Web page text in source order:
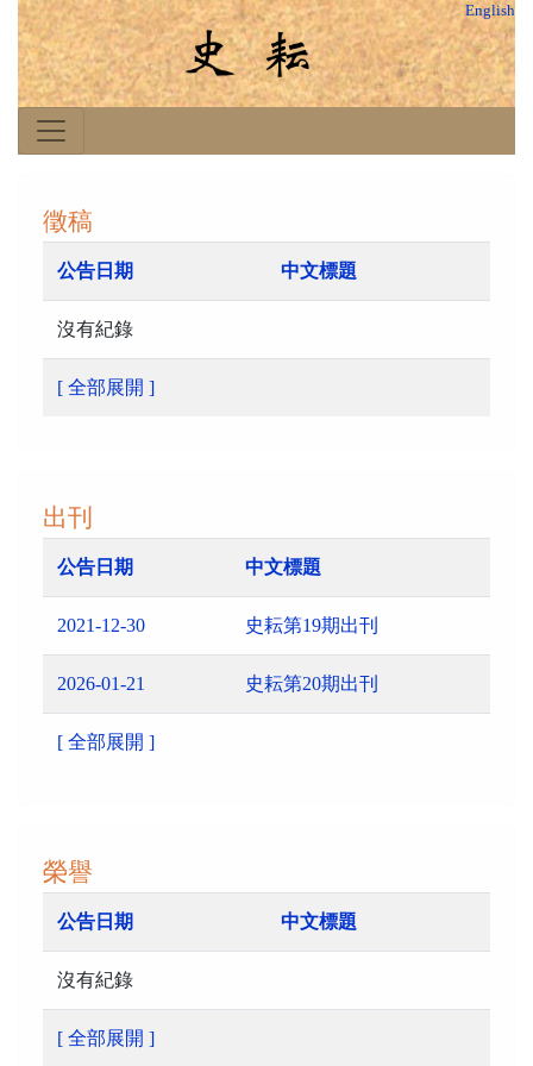
English
徵稿
公告日期 中文標題
沒有紀錄
[ 全部展開 ]
出刊
公告日期 中文標題
2021-12-30 史耘第19期出刊
2026-01-21 史耘第20期出刊
[ 全部展開 ]
榮譽
公告日期 中文標題
沒有紀錄
[ 全部展開 ]